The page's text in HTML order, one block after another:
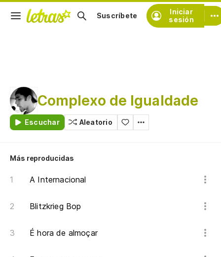
Iniciar
sesión
Suscríbete
Complexo de Igualdade
Escuchar Aleatorio
Más reproducidas
A Internacional
Blitzkrieg Bop
É hora de almoçar